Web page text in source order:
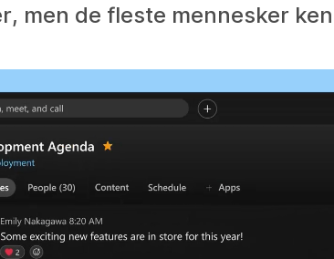
men de fleste mennesker